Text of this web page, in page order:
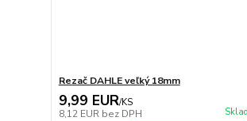
Rezač DAHLE veľký 18mm
9,99 EUR/KS
8,12 EUR bez DPH